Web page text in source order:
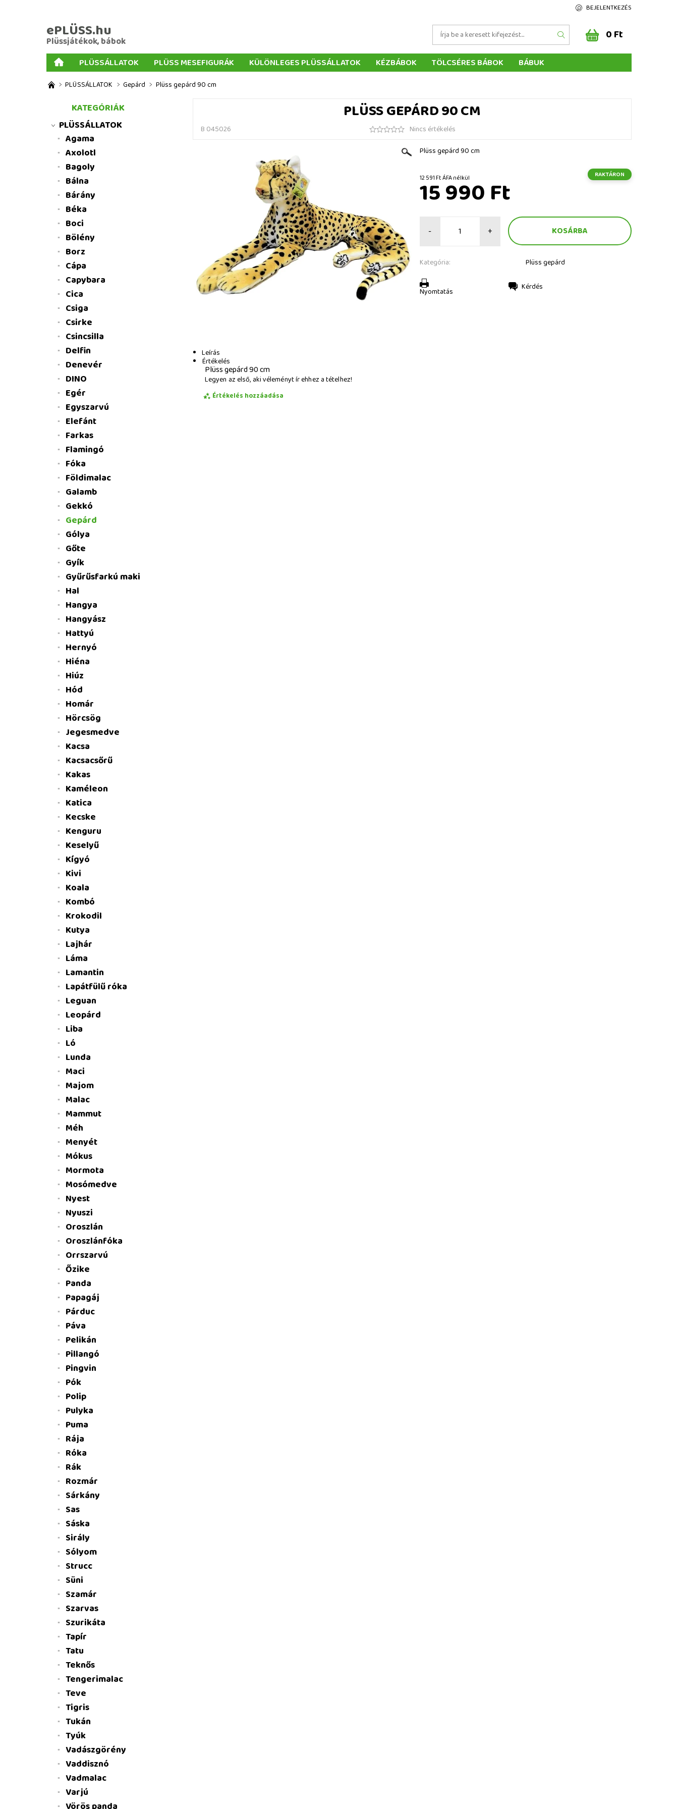
BEJELENTKEZÉS
ePLÜSS.hu
Plüssjátékok, bábok 0 Ft
PLÜSSÁLLATOK PLÜSS MESEFIGURÁK KÜLÖNLEGES PLÜSSÁLLATOK KÉZBÁBOK TÖLCSÉRES BÁBOK
BÁBUK
AJÁNDÉKOK PLÜSSÖKHÖZ
MENNYISÉGI KEDVEZMÉNYEK
ÜZLETI FELTÉTELEK
PLÜSSÁLLATOK Gepárd Plüss gepárd 90 cm
PLÜSS GEPÁRD 90 CM
B 045026
Nincs értékelés
Plüss gepárd 90 cm
12 591 Ft ÁFA nélkül RAKTÁRON
15 990 Ft
- +
Kategória: Plüss gepárd
Nyomtatás Kérdés
Leírás
Értékelés
Plüss gepárd 90 cm
Legyen az első, aki véleményt ír ehhez a tételhez!
Értékelés hozzáadása
KATEGÓRIÁK
PLÜSSÁLLATOK
Agama
Axolotl
Bagoly
Bálna
Bárány
Béka
Boci
Bölény
Borz
Cápa
Capybara
Cica
Csiga
Csirke
Csincsilla
Delfin
Denevér
DINO
Egér
Egyszarvú
Elefánt
Farkas
Flamingó
Fóka
Földimalac
Galamb
Gekkó
Gepárd
Gólya
Gőte
Gyík
Gyűrűsfarkú maki
Hal
Hangya
Hangyász
Hattyú
Hernyó
Hiéna
Hiúz
Hód
Homár
Hörcsög
Jegesmedve
Kacsa
Kacsacsőrű
Kakas
Kaméleon
Katica
Kecske
Kenguru
Keselyű
Kígyó
Kivi
Koala
Kombó
Krokodil
Kutya
Lajhár
Láma
Lamantin
Lapátfülű róka
Leguan
Leopárd
Liba
Ló
Lunda
Maci
Majom
Malac
Mammut
Méh
Menyét
Mókus
Mormota
Mosómedve
Nyest
Nyuszi
Oroszlán
Oroszlánfóka
Orrszarvú
Őzike
Panda
Papagáj
Párduc
Páva
Pelikán
Pillangó
Pingvin
Pók
Polip
Pulyka
Puma
Rája
Róka
Rák
Rozmár
Sárkány
Sas
Sáska
Sirály
Sólyom
Strucc
Süni
Szamár
Szarvas
Szurikáta
Tapír
Tatu
Teknős
Tengerimalac
Teve
Tigris
Tukán
Tyúk
Vadászgörény
Vaddisznó
Vadmalac
Varjú